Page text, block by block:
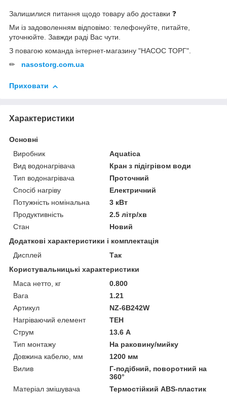
Залишилися питання щодо товару або доставки ❓
Ми із задоволенням відповімо: телефонуйте, питайте,
уточнюйте. Завжди раді Вас чути.
З повагою команда інтернет-магазину "НАСОС ТОРГ".
✏
nasostorg.com.ua
Приховати
Характеристики
Основні
Виробник
Aquatica
Вид водонагрівача
Кран з підігрівом води
Тип водонагрівача
Проточний
Спосіб нагріву
Електричний
Потужність номінальна
3 кВт
Продуктивність
2.5 літр/хв
Стан
Новий
Додаткові характеристики і комплектація
Дисплей
Так
Користувальницькі характеристики
Маса нетто, кг
0.800
Вага
1.21
Артикул
NZ-6B242W
Нагріваючий елемент
ТЕН
Струм
13.6 А
Тип монтажу
На раковину/мийку
Довжина кабелю, мм
1200 мм
Вилив
Г-подібний, поворотний на
360°
Матеріал змішувача
Термостійкий ABS-пластик